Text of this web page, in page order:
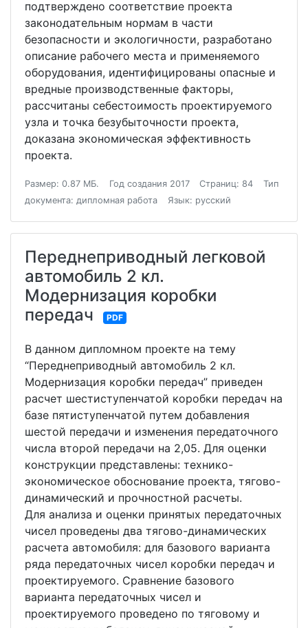
подтверждено соответствие проекта
законодательным нормам в части
безопасности и экологичности, разработано
описание рабочего места и применяемого
оборудования, идентифицированы опасные и
вредные производственные факторы,
рассчитаны себестоимость проектируемого
узла и точка безубыточности проекта,
доказана экономическая эффективность
проекта.
Размер: 0.87 МБ. Год создания 2017 Страниц: 84
Тип
документа: дипломная работа
Язык: русский
Переднеприводный легковой
автомобиль 2 кл.
Модернизация коробки
передач
PDF
В данном дипломном проекте на тему
“Переднеприводный автомобиль 2 кл.
Модернизация коробки передач” приведен
расчет шестиступенчатой коробки передач на
базе пятиступенчатой путем добавления
шестой передачи и изменения передаточного
числа второй передачи на 2,05. Для оценки
конструкции представлены: технико-
экономическое обоснование проекта, тягово-
динамический и прочностной расчеты.
Для анализа и оценки принятых передаточных
чисел проведены два тягово-динамических
расчета автомобиля: для базового варианта
ряда передаточных чисел коробки передач и
проектируемого. Сравнение базового
варианта передаточных чисел и
проектируемого проведено по тяговому и